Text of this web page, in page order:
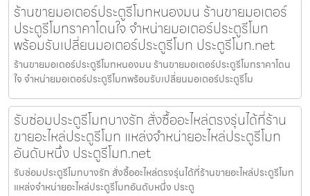
ร้านขายมอเตอร์ประตูรีโมทหนองมน ร้านขายมอเตอร์
ประตูรีโมทราคาโดนใจ จำหน่ายมอเตอร์ประตูรีโมท
พร้อมรับเปลี่ยนมอเตอร์ประตูรีโมท ประตูรีโมท.net
ร้านขายมอเตอร์ประตูรีโมทหนองมน ร้านขายมอเตอร์ประตูรีโมทราคาโดน
ใจ จำหน่ายมอเตอร์ประตูรีโมทพร้อมรับเปลี่ยนมอเตอร์ประตูรีโม
รับซ่อมประตูรีโมทบางรัก สั่งซื้ออะไหล่ตรงรุ่นได้ที่ร้าน
ขายอะไหล่ประตูรีโมท แหล่งจำหน่ายอะไหล่ประตูรีโมท
อันดับหนึ่ง ประตูรีโมท.net
รับซ่อมประตูรีโมทบางรัก สั่งซื้ออะไหล่ตรงรุ่นได้ที่ร้านขายอะไหล่ประตูรีโมท
แหล่งจำหน่ายอะไหล่ประตูรีโมทอันดับหนึ่ง ประตู